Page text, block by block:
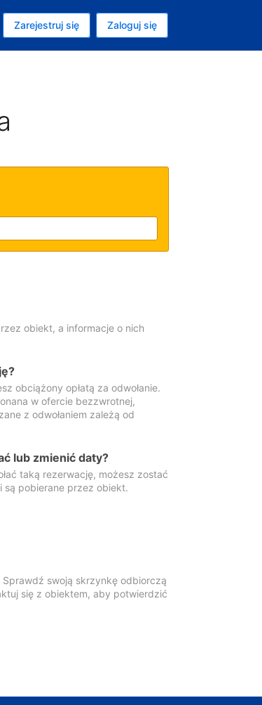
polski
Polski
rezerwacji
Zarejestruj się Zaloguj się
obiekt, a informacje o nich
obciążony opłatą za odwołanie.
w ofercie bezzwrotnej,
z odwołaniem zależą od
lub zmienić daty?
taką rezerwację, możesz zostać
są pobierane przez obiekt.
Sprawdź swoją skrzynkę odbiorczą
się z obiektem, aby potwierdzić